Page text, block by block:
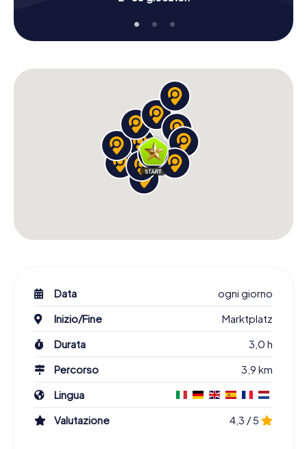
Data
ogni giorno
Inizio/Fine
Marktplatz
Durata
3,0 h
Percorso
3,9 km
Lingua
Valutazione
4,3 / 5